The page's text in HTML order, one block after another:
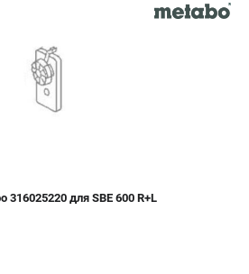
для SBE 600 R+L